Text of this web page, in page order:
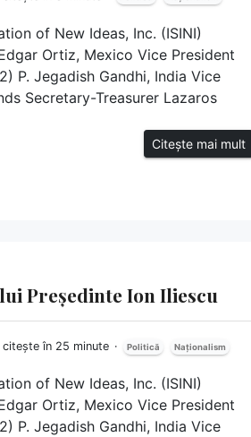
of New Ideas, Inc. (ISINI)
Ortiz, Mexico Vice President
P. Jegadish Gandhi, India Vice
Secretary-Treasurer Lazaros
Citește mai mult
Președinte Ion Iliescu
citește în 25 minute Politică Naționalism
of New Ideas, Inc. (ISINI)
Ortiz, Mexico Vice President
P. Jegadish Gandhi, India Vice